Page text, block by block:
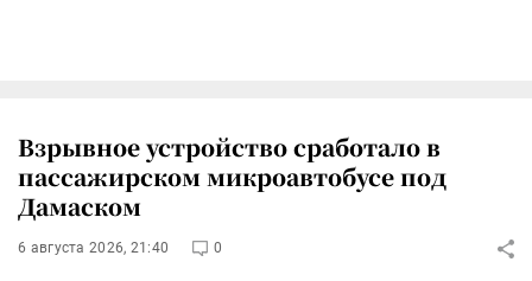
Взрывное устройство сработало в
пассажирском микроавтобусе под
Дамаском
6 августа 2026, 21:40 0